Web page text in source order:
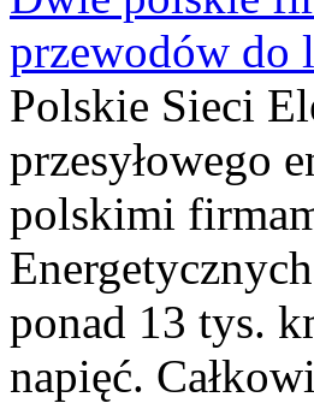
przewodów do
Polskie Sieci
przesyłowego
polskimi
ponad 13 tys.
napięć.